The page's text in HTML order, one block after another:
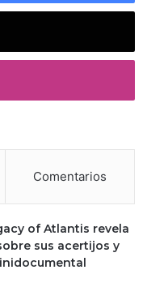
Comentarios
of Atlantis revela
sus acertijos y